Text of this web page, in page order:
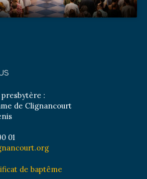
presbytère :
de Clignancourt
01
de baptême